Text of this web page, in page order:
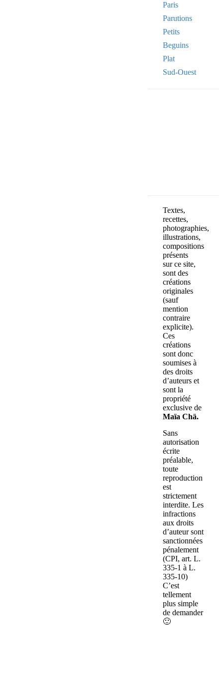
Paris
Parutions
Petits
Beguins
Plat
Sud-Ouest
Textes,
recettes,
photographies,
illustrations,
compositions
présents
sur ce site,
sont des
créations
originales
(sauf
mention
contraire
explicite).
Ces
créations
sont donc
soumises à
des droits
d’auteurs et
sont la
propriété
exclusive de
Maïa Chä.
Sans
autorisation
écrite
préalable,
toute
reproduction
est
strictement
interdite. Les
infractions
aux droits
d’auteur sont
sanctionnées
pénalement
(CPI, art. L.
335-1 à L.
335-10)
C’est
tellement
plus simple
de demander
🙂